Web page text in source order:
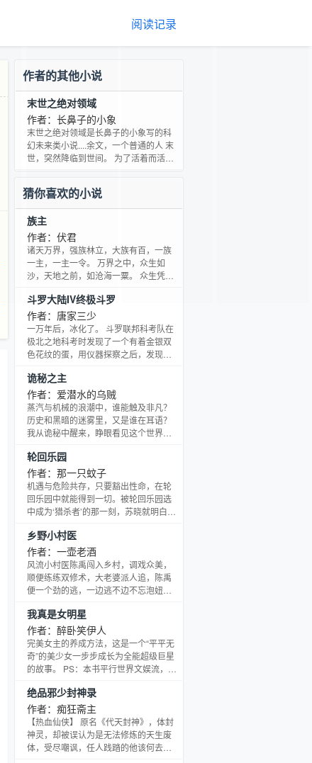
阅读记录
作者的其他小说
末世之绝对领域
作者：长鼻子的小象
末世之绝对领域是长鼻子的小象写的科
幻未来类小说....余文，一个普通的人 末
世，突然降临到世间。 为了活着而活
文从一个普通人，逐渐的变成了一个强
者……
猜你喜欢的小说
族主
作者：伏君
诸天万界，强族林立，大族有百，一族
一主，一主一令。 万界之中，众生如
沙，天地之前，如沧海一粟。 众生凭借
得到独特属性，强化自身，超脱于世。
百族族主，各执一令，划分万界。 妖族
族主转世成为凡人国度大荆王朝丞相，
再度重修，达至万界巅峰。为天地之间
唯一族主。
斗罗大陆IV终极斗罗
作者：唐家三少
一万年后，冰化了。 斗罗联邦科考队在
极北之地科考时发现了一个有着金银双
色花纹的蛋，用仪器探察之后，发现里
所进行孵化。蛋孵化出来了，可孵出来
的却是一个婴儿，和人类一模一样的婴
儿，一个蛋生的孩子。
诡秘之主
作者：爱潜水的乌贼
蒸汽与机械的浪潮中，谁能触及非凡？
历史和黑暗的迷雾里，又是谁在耳语？
我从诡秘中醒来，睁眼看见这个世界：
魔药，占卜，诅咒，倒吊人，封印
物……光明依旧照耀，神秘从未远离，
这是一段“愚者”的传说。
轮回乐园
作者：那一只蚊子
机遇与危险共存，只要豁出性命，在轮
回乐园中就能得到一切。被轮回乐园选
中成为‘猎杀者’的那一刻，苏晓就明白，
无所不能。
乡野小村医
作者：一壶老酒
风流小村医陈禹闯入乡村，调戏众美，
顺便练练双修术，大老婆派人追，陈禹
便一个劲的逃，一边逃不边不忘泡妞，
敬酒，美人一个接着一个往怀里扑，一
边潇洒的和仇人玩着游戏
我真是女明星
作者：醉卧笑伊人
完美女主的养成方法，这是一个“平平无
奇”的美少女一步步成长为全能超级巨星
的故事。 PS：本书平行世界文娱流，喜
------ 本书粉丝群：437436394
绝品邪少封神录
作者：痴狂斋主
【热血仙侠】 原名《代天封神》，体封
神灵，却被误认为是无法修炼的天生废
体，受尽嘲讽，任人践踏的他该何去何